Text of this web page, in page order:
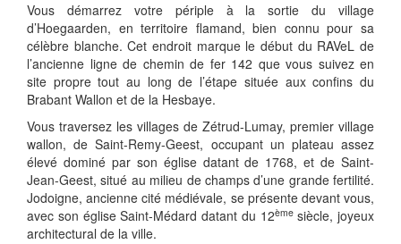
Vous démarrez votre périple à la sortie du village
d’Hoegaarden, en territoire flamand, bien connu pour sa
célèbre blanche. Cet endroit marque le début du RAVeL de
l’ancienne ligne de chemin de fer 142 que vous suivez en
site propre tout au long de l’étape située aux confins du
Brabant Wallon et de la Hesbaye.
Vous traversez les villages de Zétrud-Lumay, premier village
wallon, de Saint-Remy-Geest, occupant un plateau assez
élevé dominé par son église datant de 1768, et de Saint-
Jean-Geest, situé au milieu de champs d’une grande fertilité.
Jodoigne, ancienne cité médiévale, se présente devant vous,
avec son église Saint-Médard datant du 12èmesiècle, joyeux
architectural de la ville.